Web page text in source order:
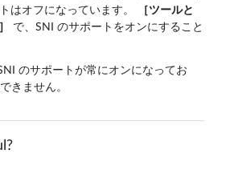
はオフになっています。
［ツールと
で、SNI のサポートをオンにすること
のサポートが常にオンになってお
きません。